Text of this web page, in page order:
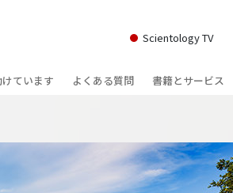
Scientology TV
ています
･スカラスティックス
よくある質問
サイエントロジーの組織
書籍とサービス
存在のダイナミッ
理解を構成する